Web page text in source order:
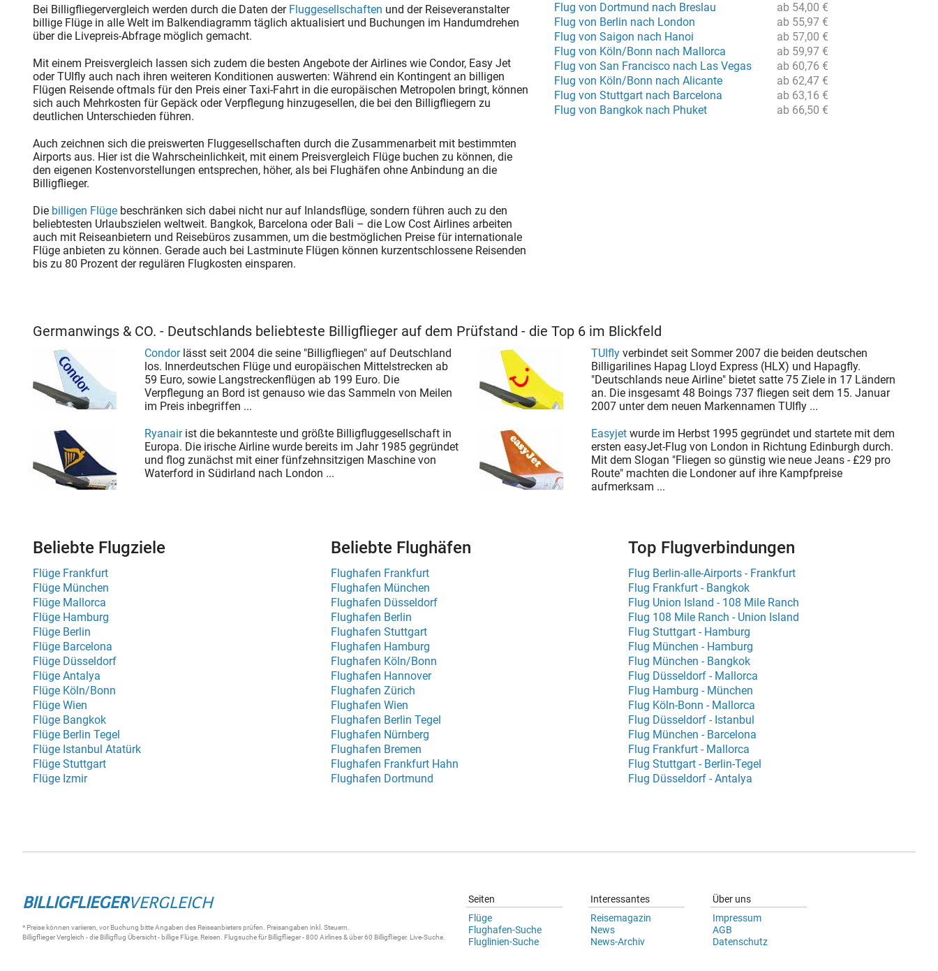
Bei Billigfliegervergleich werden durch die Daten der Fluggesellschaften und der Reiseveranstalter
billige Flüge in alle Welt im Balkendiagramm täglich aktualisiert und Buchungen im Handumdrehen
über die Livepreis-Abfrage möglich gemacht.
Mit einem Preisvergleich lassen sich zudem die besten Angebote der Airlines wie Condor, Easy Jet
oder TUIfly auch nach ihren weiteren Konditionen auswerten: Während ein Kontingent an billigen
Flügen Reisende oftmals für den Preis einer Taxi-Fahrt in die europäischen Metropolen bringt, können
sich auch Mehrkosten für Gepäck oder Verpflegung hinzugesellen, die bei den Billigfliegern zu
deutlichen Unterschieden führen.
Auch zeichnen sich die preiswerten Fluggesellschaften durch die Zusammenarbeit mit bestimmten
Airports aus. Hier ist die Wahrscheinlichkeit, mit einem Preisvergleich Flüge buchen zu können, die
den eigenen Kostenvorstellungen entsprechen, höher, als bei Flughäfen ohne Anbindung an die
Billigflieger.
Die billigen Flüge beschränken sich dabei nicht nur auf Inlandsflüge, sondern führen auch zu den
beliebtesten Urlaubszielen weltweit. Bangkok, Barcelona oder Bali – die Low Cost Airlines arbeiten
auch mit Reiseanbietern und Reisebüros zusammen, um die bestmöglichen Preise für internationale
Flüge anbieten zu können. Gerade auch bei Lastminute Flügen können kurzentschlossene Reisenden
bis zu 80 Prozent der regulären Flugkosten einsparen.
ab 54,00 €
Flug von Dortmund nach Breslau
ab 55,97 €
Flug von Berlin nach London
ab 57,00 €
Flug von Saigon nach Hanoi
ab 59,97 €
Flug von Köln/Bonn nach Mallorca
ab 60,76 €
Flug von San Francisco nach Las Vegas
ab 62,47 €
Flug von Köln/Bonn nach Alicante
ab 63,16 €
Flug von Stuttgart nach Barcelona
ab 66,50 €
Flug von Bangkok nach Phuket
Germanwings & CO. - Deutschlands beliebteste Billigflieger auf dem Prüfstand - die Top 6 im Blickfeld
Condor lässt seit 2004 die seine "Billigfliegen" auf Deutschland
los. Innerdeutschen Flüge und europäischen Mittelstrecken ab
59 Euro, sowie Langstreckenflügen ab 199 Euro. Die
Verpflegung an Bord ist genauso wie das Sammeln von Meilen
im Preis inbegriffen ...
Ryanair ist die bekannteste und größte Billigfluggesellschaft in
Europa. Die irische Airline wurde bereits im Jahr 1985 gegründet
und flog zunächst mit einer fünfzehnsitzigen Maschine von
Waterford in Südirland nach London ...
TUIfly verbindet seit Sommer 2007 die beiden deutschen
Billigarilines Hapag Lloyd Express (HLX) und Hapagfly.
"Deutschlands neue Airline" bietet satte 75 Ziele in 17 Ländern
an. Die insgesamt 48 Boings 737 fliegen seit dem 15. Januar
2007 unter dem neuen Markennamen TUIfly ...
Easyjet wurde im Herbst 1995 gegründet und startete mit dem
ersten easyJet-Flug von London in Richtung Edinburgh durch.
Mit dem Slogan "Fliegen so günstig wie neue Jeans - £29 pro
Route" machten die Londoner auf ihre Kampfpreise
aufmerksam ...
Beliebte Flugziele
Flüge Frankfurt
Flüge München
Flüge Mallorca
Flüge Hamburg
Flüge Berlin
Flüge Barcelona
Flüge Düsseldorf
Flüge Antalya
Flüge Köln/Bonn
Flüge Wien
Flüge Bangkok
Flüge Berlin Tegel
Flüge Istanbul Atatürk
Flüge Stuttgart
Flüge Izmir
Beliebte Flughäfen
Flughafen Frankfurt
Flughafen München
Flughafen Düsseldorf
Flughafen Berlin
Flughafen Stuttgart
Flughafen Hamburg
Flughafen Köln/Bonn
Flughafen Hannover
Flughafen Zürich
Flughafen Wien
Flughafen Berlin Tegel
Flughafen Nürnberg
Flughafen Bremen
Flughafen Frankfurt Hahn
Flughafen Dortmund
Top Flugverbindungen
Flug Berlin-alle-Airports - Frankfurt
Flug Frankfurt - Bangkok
Flug Union Island - 108 Mile Ranch
Flug 108 Mile Ranch - Union Island
Flug Stuttgart - Hamburg
Flug München - Hamburg
Flug München - Bangkok
Flug Düsseldorf - Mallorca
Flug Hamburg - München
Flug Köln-Bonn - Mallorca
Flug Düsseldorf - Istanbul
Flug München - Barcelona
Flug Frankfurt - Mallorca
Flug Stuttgart - Berlin-Tegel
Flug Düsseldorf - Antalya
BILLIGFLIEGERVERGLEICH
* Preise können variieren, vor Buchung bitte Angaben des Reiseanbieters prüfen. Preisangaben inkl. Steuern.
Billigflieger Vergleich - die Billigflug Übersicht - billige Flüge Reisen Flugsuche für Billigflieger- 800 Airlines & über 60 Billigflieger. Live-Suche
Seiten
Flüge
Flughafen-Suche
Fluglinien-Suche
Interessantes
Reisemagazin
News
News-Archiv
Über uns
Impressum
AGB
Datenschutz